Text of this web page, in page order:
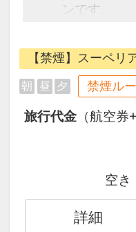
ンです。
できるダイ
ら、一都市
にも最適！
旅行期間中
泊・飛び泊
JALマイレ
トマイルが
【禁煙】スーペリ
朝 昼 夕 禁煙ル
旅行代金 （航空
空き
詳細